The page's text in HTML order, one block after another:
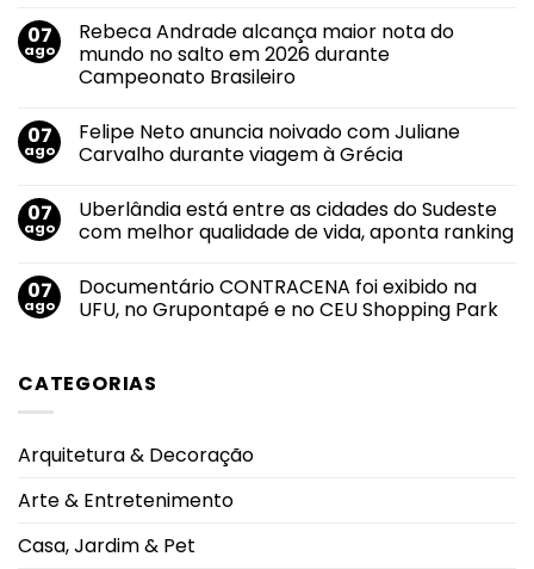
em
Agosto
Lilás
2026:
transformar
em
proteção
07
ago
Rebeca Andrade alcança maior nota do
mundo no salto em 2026 durante
Campeonato Brasileiro
em
Rebeca
Andrade
nota
do
mundo
em
2026
durante
07
ago
Felipe Neto anuncia noivado com Juliane
Carvalho durante viagem à Grécia
em
Felipe
Neto
com
Juliane
Carvalho
Grécia
07
ago
Uberlândia está entre as cidades do Sudeste
com melhor qualidade de vida, aponta ranking
em
Uberlândia
está
do
Sudeste
de
ranking
07
ago
Documentário CONTRACENA foi exibido na
UFU, no Grupontapé e no CEU Shopping Park
Documentário
CONTRACENA
UFU,
e
Shopping
CATEGORIAS
Arquitetura & Decoração
Arte & Entretenimento
Casa, Jardim & Pet